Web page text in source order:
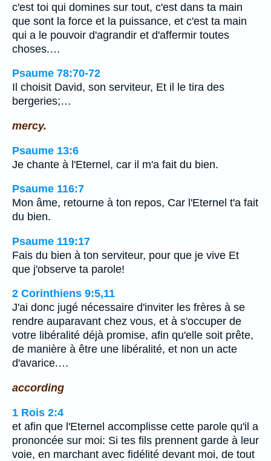
c'est toi qui domines sur tout, c'est dans ta main
que sont la force et la puissance, et c'est ta main
qui a le pouvoir d'agrandir et d'affermir toutes
choses.…
Psaume 78:70-72
Il choisit David, son serviteur, Et il le tira des
bergeries;…
mercy.
Psaume 13:6
Je chante à l'Eternel, car il m'a fait du bien.
Psaume 116:7
Mon âme, retourne à ton repos, Car l'Eternel t'a fait
du bien.
Psaume 119:17
Fais du bien à ton serviteur, pour que je vive Et
que j'observe ta parole!
2 Corinthiens 9:5,11
J'ai donc jugé nécessaire d'inviter les frères à se
rendre auparavant chez vous, et à s'occuper de
votre libéralité déjà promise, afin qu'elle soit prête,
de manière à être une libéralité, et non un acte
d'avarice.…
according
1 Rois 2:4
et afin que l'Eternel accomplisse cette parole qu'il a
prononcée sur moi: Si tes fils prennent garde à leur
voie, en marchant avec fidélité devant moi, de tout